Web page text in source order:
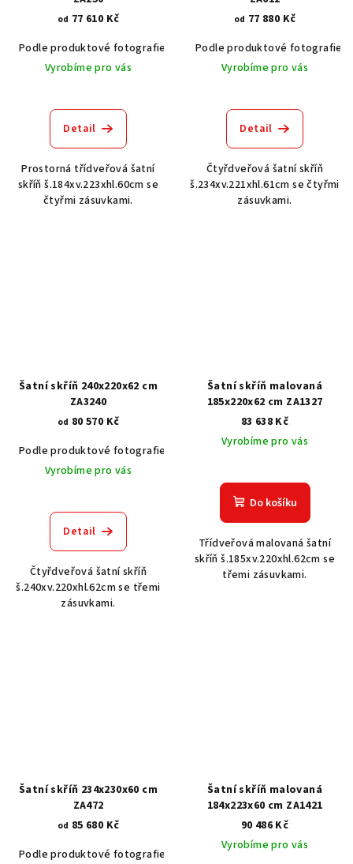
od 77 610 Kč
Podle produktové fotografie
Akát vintage BT1551
Dub světlý
Vyrobíme pro vás
Detail
Prostorná třídveřová šatní
skříň š.184xv.223xhl.60cm se
čtyřmi zásuvkami.
od 77 880 Kč
Podle produktové fotografie
Vyrobíme pro vás
Detail
Čtyřdveřová šatní skříň
š.234xv.221xhl.61cm se čtyřmi
zásuvkami.
Šatní skříň 240x220x62 cm
ZA3240
od 80 570 Kč
Podle produktové fotografie
Bílá s patinou BT9001-A6
Vyrobíme pro vás
Detail
Čtyřdveřová šatní skříň
š.240xv.220xhl.62cm se třemi
zásuvkami.
Šatní skříň malovaná
185x220x62 cm ZA1327
83 638 Kč
Vyrobíme pro vás
Do košíku
Třídveřová malovaná šatní
skříň š.185xv.220xhl.62cm se
třemi zásuvkami.
Šatní skříň 234x230x60 cm
ZA472
od 85 680 Kč
Podle produktové fotografie
Akát vintage BT1551
Šatní skříň malovaná
184x223x60 cm ZA1421
90 486 Kč
Vyrobíme pro vás